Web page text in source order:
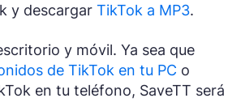
y descargar TikTok a MP3.
y móvil. Ya sea que
de TikTok en tu PC o
en tu teléfono, SaveTT será